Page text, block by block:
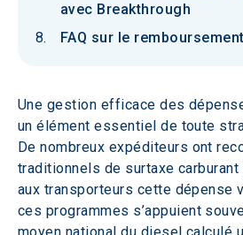
avec Breakthrough
FAQ sur le
Une gestion efficace des
un élément essentiel de toute
De nombreux expéditeurs ont
traditionnels de surtaxe
aux transporteurs cette dépense
ces programmes s’appuient